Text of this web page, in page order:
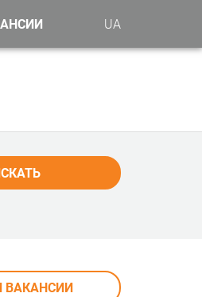
UA
ВАКАНСИИ